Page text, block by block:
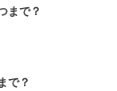
まで？
で？